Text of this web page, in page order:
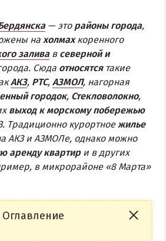
— это районы города,
на холмахкоренного
залива в северной и
Сюда относятсятакие
АКЗ, РТС, АЗМОЛ, нагорная
городок, Стекловолокно,
выход к морскому побережью
Традиционно курортноежилье
АКЗ и АЗМОЛе, однако можно
аренду квартири в других
в микрорайоне «8 Марта»
Оглавление